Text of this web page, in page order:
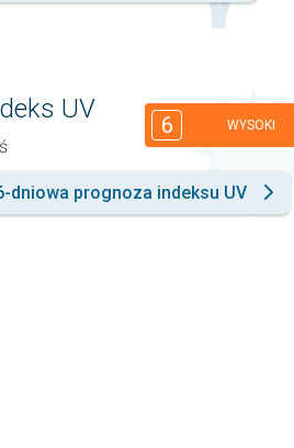
UV
6 WYSOKI
dniowa prognoza indeksu UV